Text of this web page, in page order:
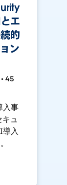
エ
的
ン
45
入事
ュ
導入